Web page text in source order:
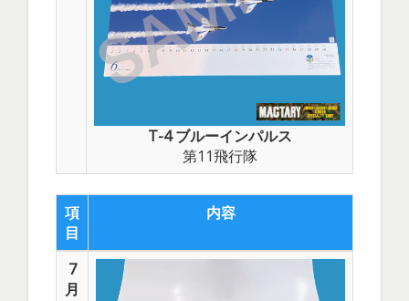
T-4 ブルーインパルス
第11飛行隊
項
目
内容
7
月